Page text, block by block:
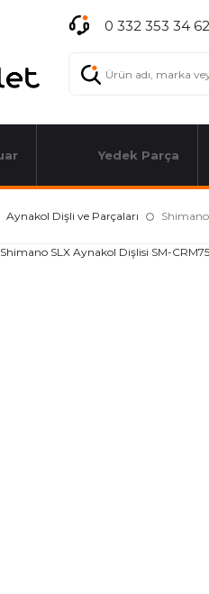
0 332 353 34 62
Yedek Parça
Aynakol Dişli ve Parçaları